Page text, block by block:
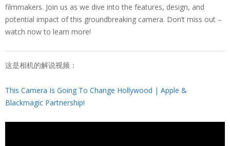
filmmakers. Join us as we dive into the features, design, and
potential impact of this groundbreaking camera. Don’t miss out –
watch now to learn more!
这是相机的解说视频：
This Camera Is Going To Change Hollywood | Apple &
Blackmagic Partnership!